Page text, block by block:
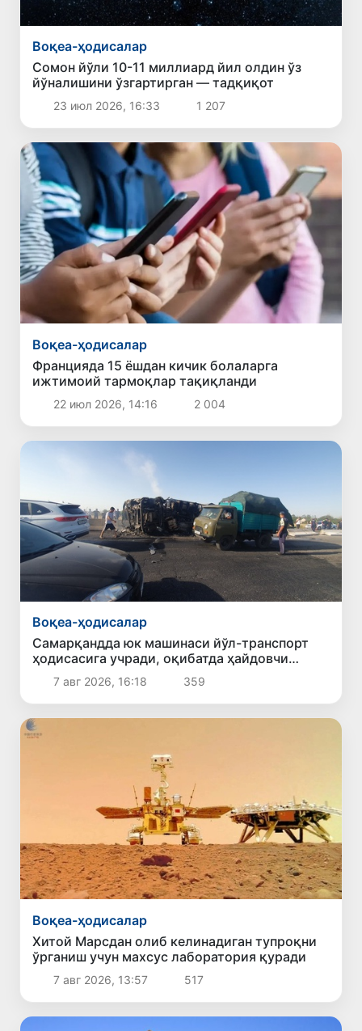
Воқеа-ҳодисалар
Сомон йўли 10-11 миллиард йил олдин ўз
йўналишини ўзгартирган — тадқиқот
23 июл 2026, 16:33 1 207
Воқеа-ҳодисалар
Францияда 15 ёшдан кичик болаларга
ижтимоий тармоқлар тақиқланди
22 июл 2026, 14:16 2 004
Воқеа-ҳодисалар
Самарқандда юк машинаси йўл-транспорт
ҳодисасига учради, оқибатда ҳайдовчи
ҳалок бўлди
7 авг 2026, 16:18 359
Воқеа-ҳодисалар
Хитой Марсдан олиб келинадиган тупроқни
ўрганиш учун махсус лаборатория қуради
7 авг 2026, 13:57 517